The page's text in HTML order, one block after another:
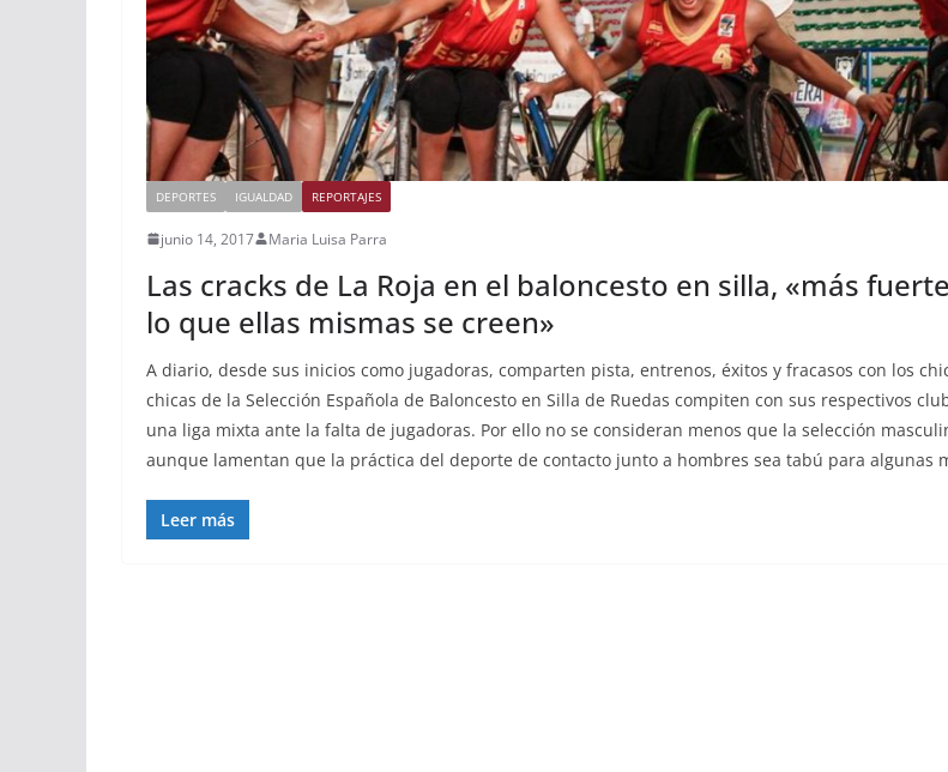
DEPORTES IGUALDAD REPORTAJES
junio 14, 2017 Maria Luisa Parra
Las cracks de La Roja en el baloncesto en silla, «más
lo que ellas mismas se creen»
A diario, desde sus inicios como jugadoras, comparten pista, entrenos, éxitos y fracasos con los
chicas de la Selección Española de Baloncesto en Silla de Ruedas compiten con sus respectivos
una liga mixta ante la falta de jugadoras. Por ello no se consideran menos que la selección
aunque lamentan que la práctica del deporte de contacto junto a hombres sea tabú para algunas
Leer más